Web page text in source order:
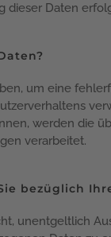
dieser Daten
um eine
werden die
verarbeitet.
bezüglich
unentgeltlich